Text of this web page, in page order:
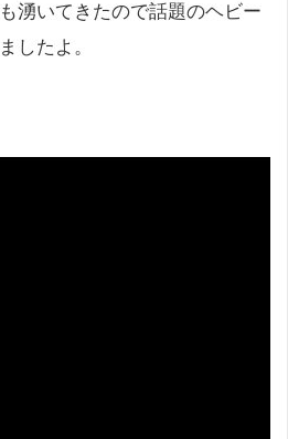
湧いてきたので話題のヘビー
したよ。